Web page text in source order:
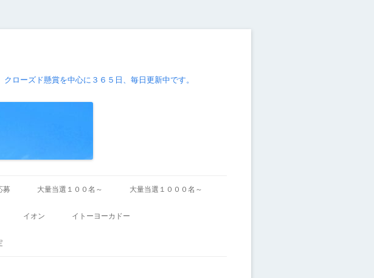
ローズド懸賞を中心に３６５日、毎日更新中です。
募 大量当選１００名～ 大量当選１０００名～
イオン イトーヨーカドー